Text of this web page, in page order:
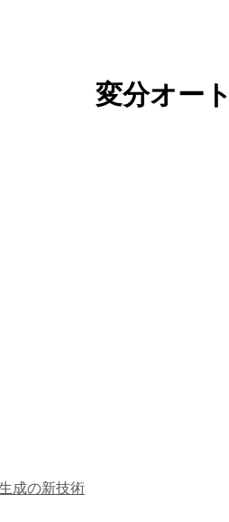
変分オー
成の新技術